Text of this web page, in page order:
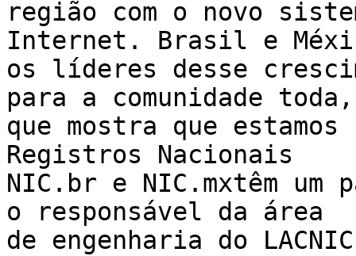
região com o novo
Internet. Brasil e
os líderes desse
para a comunidade
que mostra que
Registros Nacionais
NIC.br e NIC.mxtêm
o responsável da área
de engenharia do